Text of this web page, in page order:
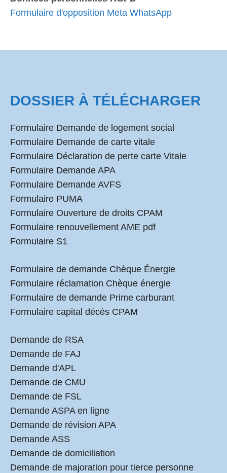
Formulaire d'opposition Meta WhatsApp
DOSSIER À TÉLÉCHARGER
Formulaire Demande de logement social
Formulaire Demande de carte vitale
Formulaire Déclaration de perte carte Vitale
Formulaire Demande APA
Formulaire Demande AVFS
Formulaire PUMA
Formulaire Ouverture de droits CPAM
Formulaire renouvellement AME pdf
Formulaire S1
Formulaire de demande Chèque Énergie
Formulaire réclamation Chèque énergie
Formulaire de demande Prime carburant
Formulaire capital décès CPAM
Demande de RSA
Demande de FAJ
Demande d'APL
Demande de CMU
Demande de FSL
Demande ASPA en ligne
Demande de révision APA
Demande ASS
Demande de domiciliation
Demande de majoration pour tierce personne